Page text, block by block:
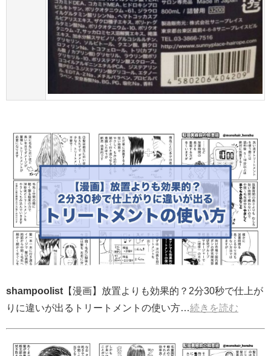
shampoolist 【漫画】放置よりも効果的？2分30秒で仕上が
りに違いが出るトリートメントの使い方…続きを読む